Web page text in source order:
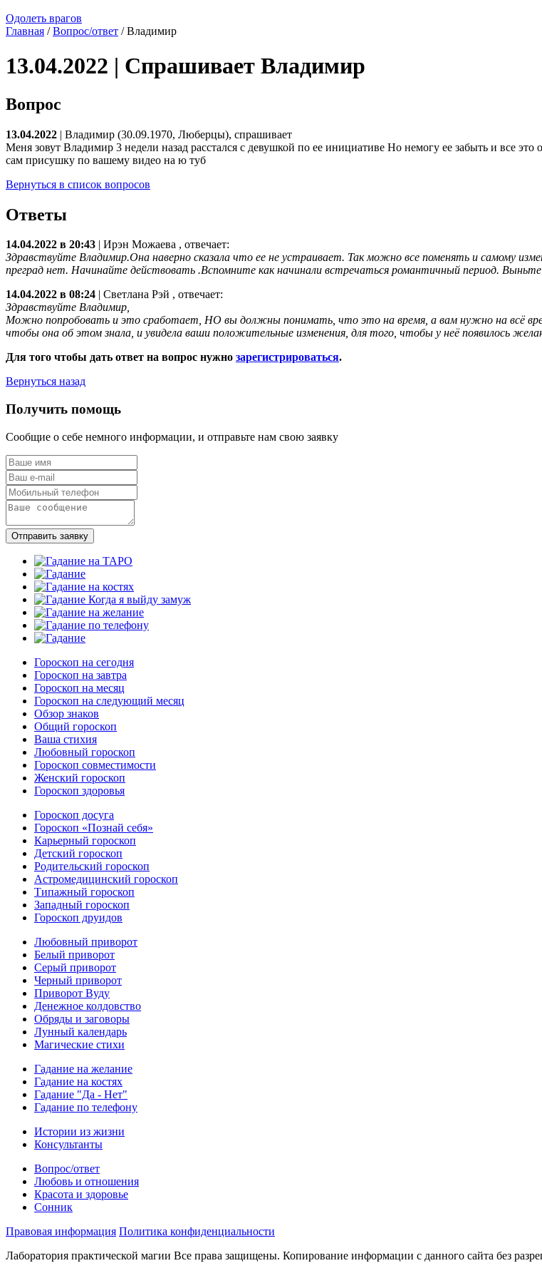
Одолеть врагов
Главная /Вопрос/ответ / Владимир
13.04.2022 | Спрашивает Владимир
Вопрос
13.04.2022 | Владимир (30.09.1970, Люберцы), спрашивает
Меня зовут Владимир 3 недели назад расстался с девушкой по ее инициативе Но немогу ее забыть и все
сам присушку по вашему видео на ю туб
Вернуться в список вопросов
Ответы
14.04.2022 в 20:43 Ирэн Можаева , отвечает:
Здравствуйте Владимир.Она наверно сказала что ее не устраивает. Так можно все поменять и самому
преград нет. Начинайте действовать .Вспомните как начинали встречаться романтичный период. Выньте
14.04.2022 в 08:24
Светлана Рэй , отвечает:
Здравствуйте Владимир,
Можно попробовать и это сработает, НО вы должны понимать, что это на время, а вам нужно на всё
чтобы она об этом знала, и увидела ваши положительные изменения, для того, чтобы у неё появилось
Для того чтобы дать ответ на вопрос нужно зарегистрироваться.
Вернуться назад
Получить помощь
Сообщие о себе немного информации, и отправьте нам свою заявку
Отправить заявку
Гороскоп на сегодня
Гороскоп на завтра
Гороскоп на месяц
Гороскоп на следующий месяц
Обзор знаков
Общий гороскоп
Ваша стихия
Любовный гороскоп
Гороскоп совместимости
Женский гороскоп
Гороскоп здоровья
Гороскоп досуга
Гороскоп «Познай себя»
Карьерный гороскоп
Детский гороскоп
Родительский гороскоп
Астромедицинский гороскоп
Типажный гороскоп
Западный гороскоп
Гороскоп друидов
Любовный приворот
Белый приворот
Серый приворот
Черный приворот
Приворот Вуду
Денежное колдовство
Обряды и заговоры
Лунный календарь
Магические стихи
Гадание на желание
Гадание на костях
Гадание "Да - Нет"
Гадание по телефону
Истории из жизни
Консультанты
Вопрос/ответ
Любовь и отношения
Красота и здоровье
Сонник
Правовая информация Политика конфиденциальности
Лаборатория практической магии Все права защищены. Копирование информации с данного сайта без